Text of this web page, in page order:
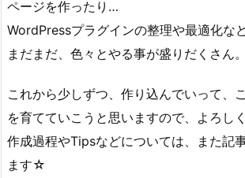
ページを作ったり…
WordPressプラグインの整理や最適化な
まだまだ、色々とやる事が盛りだくさん。
これから少しずつ、作り込んでいって、
を育てていこうと思いますので、よろし
作成過程やTipsなどについては、また記
ます☆